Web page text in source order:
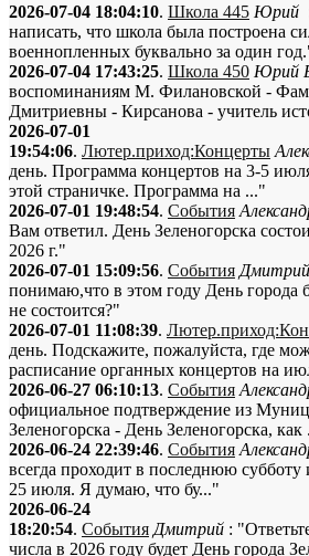
2026-07-04 18:04:10. Школа 445 Юрий
написать, что школа была построена
военнопленных буквально за один
2026-07-04 17:43:25. Школа 450 Юрий
воспоминаниям М. Филановской -
Дмитриевны - Кирсанова - учитель
2026-07-01
19:54:06. Лютер.приход:Концерты
день. Программа концертов на 3-5
этой страничке. Программа на ..."
2026-07-01 19:48:54. События
Вам ответил. День Зеленогорска
2026 г."
2026-07-01 15:09:56. События Дмитрий
понимаю,что в этом году День города
не состоится?"
2026-07-01 11:08:39.
день. Подскажите, пожалуйста, где
расписание органных концертов на
2026-06-27 06:10:13. События
официальное подтверждение из
Зеленогорска - День Зеленогорска, как
2026-06-24 22:39:46. События
всегда проходит в последнюю
25 июля. Я думаю, что бу..."
2026-06-24
18:20:54. События Дмитрий :
числа в 2026 году будет День города